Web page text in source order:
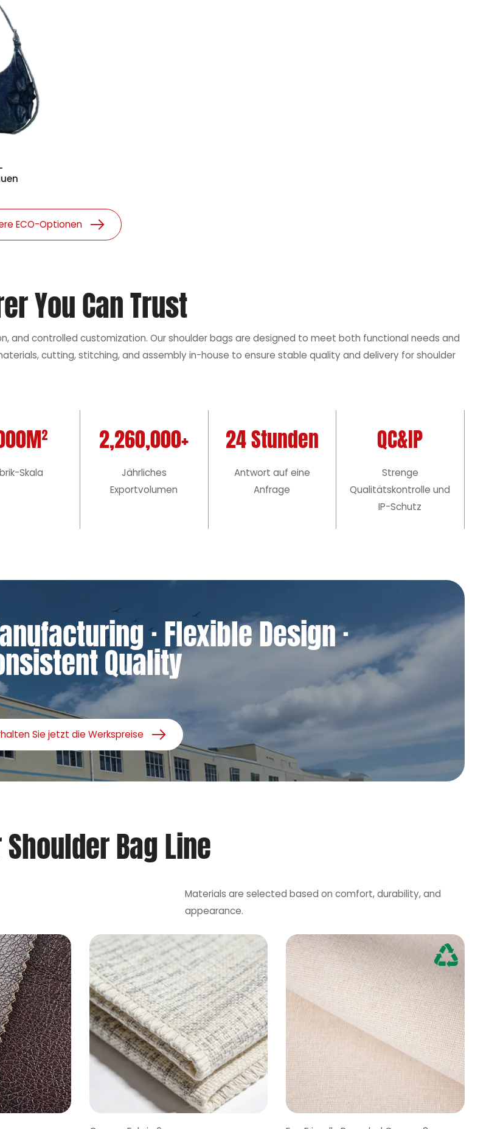
ECO-Optionen
You Can Trust
and controlled customization. Our shoulder bags are designed to meet both functional needs and
cutting, stitching, and assembly in-house to ensure stable quality and delivery for shoulder
Skala
2,260,000+
Jährliches
Exportvolumen
24 Stunden
Antwort auf eine
Anfrage
QC&IP
Strenge
Qualitätskontrolle und
IP-Schutz
· Flexible Design ·
Quality
Sie jetzt die Werkspreise
Bag Line
Materials are selected based on comfort, durability, and
appearance.